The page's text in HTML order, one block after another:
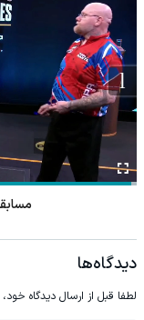
فوتبال
دیدگاه‌ها
لطفا قبل از ارسال دیدگاه